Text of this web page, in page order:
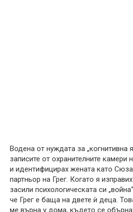
Водена от нуждата за „когнитивна
записите от охранителните
и идентифицирах жената като
партньор на Грег. Когато я
засили психологическата си
че Грег е баща на двете ѝ деца.
ме върна у дома, където се